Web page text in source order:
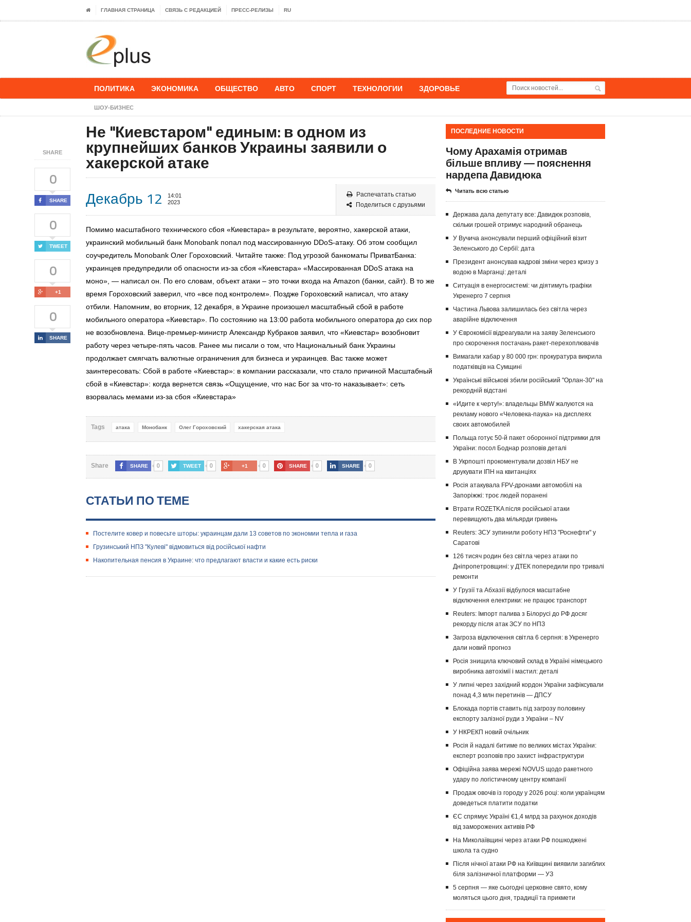
ГЛАВНАЯ СТРАНИЦА СВЯЗЬ С РЕДАКЦИЕЙ ПРЕСС-РЕЛИЗЫ RU
ПОЛИТИКА ЭКОНОМИКА ОБЩЕСТВО АВТО СПОРТ ТЕХНОЛОГИИ ЗДОРОВЬЕ
ШОУ-БИЗНЕС
SHARE
0
SHARE
0
TWEET
0
+1
0
SHARE
Не "Киевстаром" единым: в одном из
крупнейших банков Украины заявили о
хакерской атаке
Декабрь 12
14:01
2023
Распечатать статью
Поделиться с друзьями
Помимо масштабного технического сбоя «Киевстара» в результате, вероятно, хакерской атаки,
украинский мобильный банк Monobank попал под массированную DDoS-атаку. Об этом сообщил
соучредитель Monobank Олег Гороховский. Читайте также: Под угрозой банкоматы ПриватБанка:
украинцев предупредили об опасности из-за сбоя «Киевстара» «Массированная DDoS атака на
моно», — написал он. По его словам, объект атаки – это точки входа на Amazon (банки, сайт). В то же
время Гороховский заверил, что «все под контролем». Поздже Гороховский написал, что атаку
отбили. Напомним, во вторник, 12 декабря, в Украине произошел масштабный сбой в работе
мобильного оператора «Киевстар». По состоянию на 13:00 работа мобильного оператора до сих пор
не возобновлена. Вице-премьер-министр Александр Кубраков заявил, что «Киевстар» возобновит
работу через четыре-пять часов. Ранее мы писали о том, что Национальный банк Украины
продолжает смягчать валютные ограничения для бизнеса и украинцев. Вас также может
заинтересовать: Сбой в работе «Киевстар»: в компании рассказали, что стало причиной Масштабный
сбой в «Киевстар»: когда вернется связь «Ощущение, что нас Бог за что-то наказывает»: сеть
взорвалась мемами из-за сбоя «Киевстара»
Tags атака Монобанк Олег Гороховский хакерская атака
Share SHARE 0 TWEET 0 +1 0 SHARE 0 SHARE 0
СТАТЬИ ПО ТЕМЕ
​Постелите ковер и повесьте шторы: украинцам дали 13 советов по экономии тепла и газа
Грузинський НПЗ "Кулеві" відмовиться від російської нафти
​Накопительная пенсия в Украине: что предлагают власти и какие есть риски
ПОСЛЕДНИЕ НОВОСТИ
Чому Арахамія отримав
більше впливу — пояснення
нардепа Давидюка
Читать всю статью
Держава дала депутату все: Давидюк розповів,
скільки грошей отримує народний обранець
У Вучича анонсували перший офіційний візит
Зеленського до Сербії: дата
Президент анонсував кадрові зміни через кризу з
водою в Марганці: деталі
Ситуація в енергосистемі: чи діятимуть графіки
Укренерго 7 серпня
Частина Львова залишилась без світла через
аварійне відключення
У Єврокомісії відреагували на заяву Зеленського
про скорочення постачань ракет-перехоплювачів
Вимагали хабар у 80 000 грн: прокуратура викрила
податківців на Сумщині
Українські військові збили російський "Орлан-30" на
рекордній відстані
«Идите к черту!»: владельцы BMW жалуются на
рекламу нового «Человека-паука» на дисплеях
своих автомобилей
Польща готує 50-й пакет оборонної підтримки для
України: посол Боднар розповів деталі
В Укрпошті прокоментували дозвіл НБУ не
друкувати ІПН на квитанціях
Росія атакувала FPV-дронами автомобілі на
Запоріжжі: троє людей поранені
Втрати ROZETKA після російської атаки
перевищують два мільярди гривень
Reuters: ЗСУ зупинили роботу НПЗ "Роснефти" у
Саратові
126 тисяч родин без світла через атаки по
Дніпропетровщині: у ДТЕК попередили про тривалі
ремонти
У Грузії та Абхазії відбулося масштабне
відключення електрики: не працює транспорт
Reuters: Імпорт палива з Білорусі до РФ досяг
рекорду після атак ЗСУ по НПЗ
Загроза відключення світла 6 серпня: в Укренерго
дали новий прогноз
Росія знищила ключовий склад в Україні німецького
виробника автохімії і мастил: деталі
У липні через західний кордон України зафіксували
понад 4,3 млн перетинів — ДПСУ
Блокада портів ставить під загрозу половину
експорту залізної руди з України – NV
У НКРЕКП новий очільник
Росія й надалі битиме по великих містах України:
експерт розповів про захист інфраструктури
Офіційна заява мережі NOVUS щодо ракетного
удару по логістичному центру компанії
Продаж овочів із городу у 2026 році: коли українцям
доведеться платити податки
ЄС спрямує Україні €1,4 млрд за рахунок доходів
від заморожених активів РФ
На Миколаївщині через атаки РФ пошкоджені
школа та судно
Після нічної атаки РФ на Київщині виявили загиблих
біля залізничної платформи — УЗ
5 серпня — яке сьогодні церковне свято, кому
моляться цього дня, традиції та прикмети